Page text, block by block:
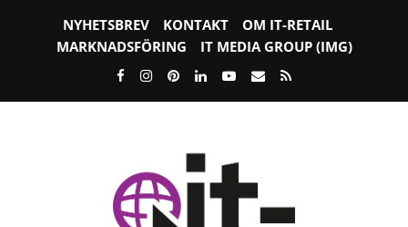
NYHETSBREV KONTAKT
OM IT-RETAIL
MARKNADSFÖRING
IT MEDIA GROUP (IMG)